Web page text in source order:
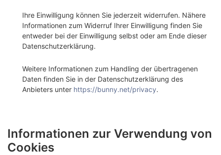
Ihre Einwilligung können Sie jederzeit widerrufen. Nähere
Informationen zum Widerruf Ihrer Einwilligung finden Sie
entweder bei der Einwilligung selbst oder am Ende dieser
Datenschutzerklärung.
Weitere Informationen zum Handling der übertragenen
Daten finden Sie in der Datenschutzerklärung des
Anbieters unter https://bunny.net/privacy.
Informationen zur Verwendung von
Cookies